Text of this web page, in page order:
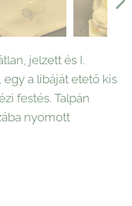
jelzett és I.
a libáját etető kis
festés. Talpán
nyomott